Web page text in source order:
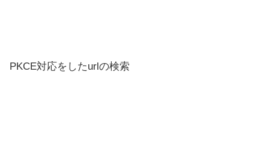
PKCE対応をしたurlの検索